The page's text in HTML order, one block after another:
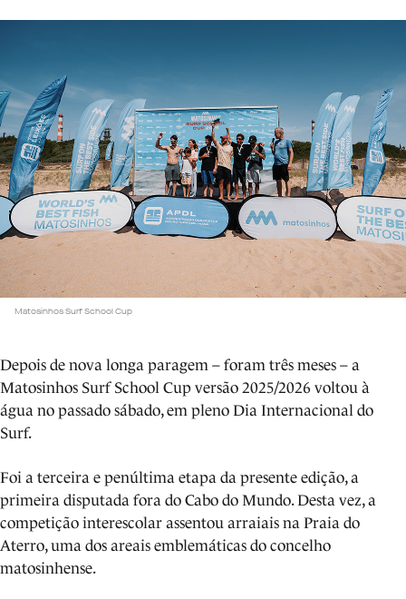
Matosinhos Surf School Cup
Depois de nova longa paragem – foram três meses – a
Matosinhos Surf School Cup versão 2025/2026 voltou à
água no passado sábado, em pleno Dia Internacional do
Surf.
Foi a terceira e penúltima etapa da presente edição, a
primeira disputada fora do Cabo do Mundo. Desta vez, a
competição interescolar assentou arraiais na Praia do
Aterro, uma dos areais emblemáticas do concelho
matosinhense.